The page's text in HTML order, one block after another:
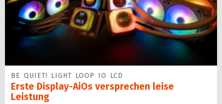
BE QUIET! LIGHT LOOP IO LCD
Erste Display-AiOs versprechen leise
Leistung